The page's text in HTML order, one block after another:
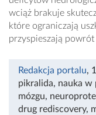
wciąż brakuje
które ograniczają
przyspieszają
Redakcja portalu,
pikralida, nauka w
mózgu,
drug rediscovery,